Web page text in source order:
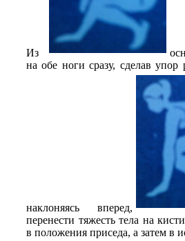
Из
на обе ноги сразу, сделав
наклоняясь вперед,
перенести тяжесть тела на
в положения приседа, а затем в